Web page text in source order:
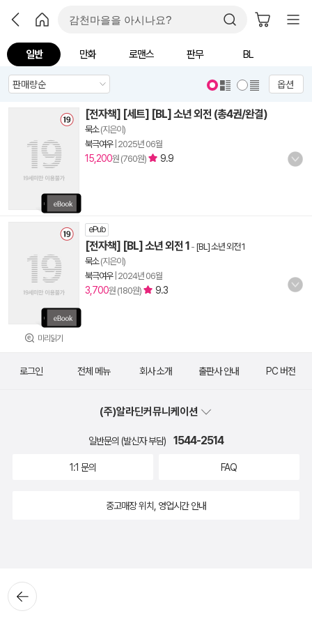
일반 만화 로맨스 판무 BL
옵션
[전자책] [세트] [BL] 소년 외전 (총4권/완결)
묵소(지은이)
북극여우| 2025년 06월
15,200원 (760원) 9.9
미리읽기
ePub
[전자책] [BL] 소년 외전 1 - [BL] 소년 외전 1
묵소(지은이)
북극여우| 2024년 06월
3,700원 (180원) 9.3
뒤로가
기
로그인 전체 메뉴 회사 소개 출판사 안내 PC 버전
(주)알라딘커뮤니케이션
일반문의 (발신자 부담) 1544-2514
1:1 문의 FAQ
중고매장 위치, 영업시간 안내